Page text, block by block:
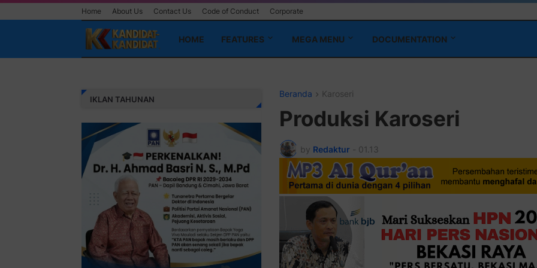
Home About Us Contact Us Code of Conduct Corporate
HOME FEATURES MEGA MENU DOCUMENTATION
Beranda Karoseri
Produksi Karoseri
by Redaktur - 01.13
IKLAN TAHUNAN